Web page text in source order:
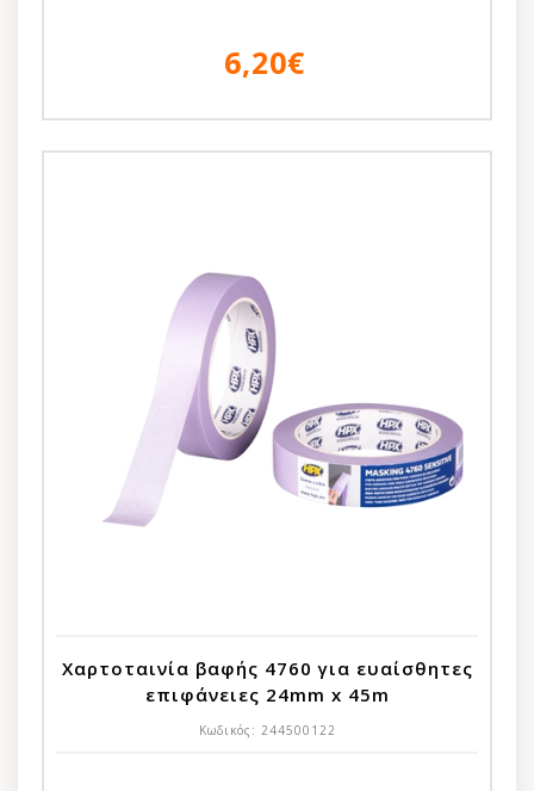
6,20€
Χαρτοταινία βαφής 4760 για ευαίσθητες
επιφάνειες 24mm x 45m
Κωδικός: 244500122